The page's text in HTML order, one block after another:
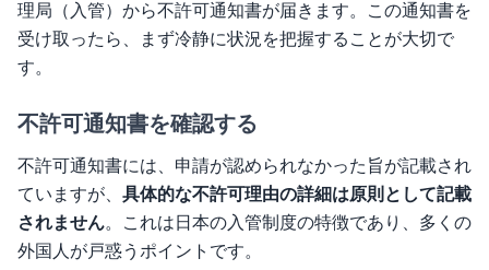
理局（入管）から不許可通知書が届きます。この通知書を
受け取ったら、まず冷静に状況を把握することが大切で
す。
不許可通知書を確認する
不許可通知書には、申請が認められなかった旨が記載され
ていますが、 具体的な不許可理由の詳細は原則として記載
されません。これは日本の入管制度の特徴であり、多くの
外国人が戸惑うポイントです。